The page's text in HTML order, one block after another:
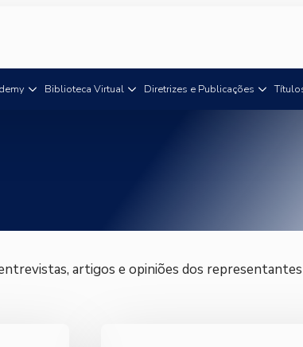
Biblioteca Virtual Diretrizes e Publicações
artigos e opiniões dos